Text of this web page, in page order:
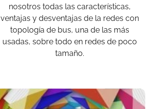
nosotros todas las características,
ventajas y desventajas de la redes con
topología de bus, una de las más
usadas, sobre todo en redes de poco
tamaño.